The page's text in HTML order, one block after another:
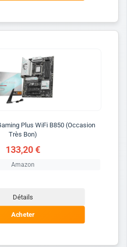
Plus WiFi B850 (Occasion
Très Bon)
133,20 €
Amazon
Détails
Acheter